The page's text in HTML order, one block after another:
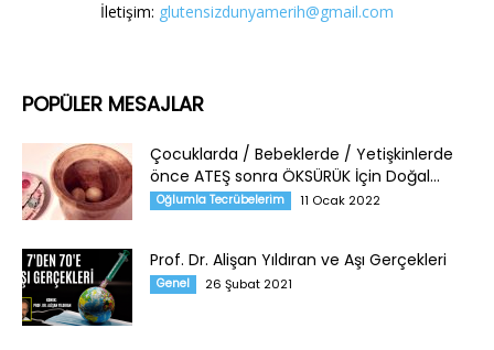
İletişim: glutensizdunyamerih@gmail.com
POPÜLER MESAJLAR
Çocuklarda / Bebeklerde / Yetişkinlerde
önce ATEŞ sonra ÖKSÜRÜK İçin Doğal...
Oğlumla Tecrübelerim 11 Ocak 2022
Prof. Dr. Alişan Yıldıran ve Aşı Gerçekleri
Genel 26 Şubat 2021